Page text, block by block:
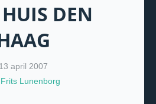
DEN
13 april 2007
Frits Lunenborg